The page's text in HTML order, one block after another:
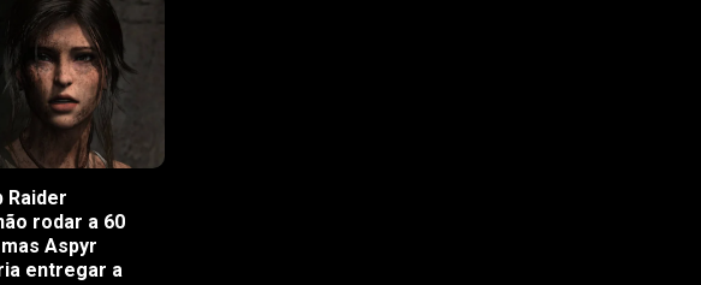
Raider
rodar a 60
Aspyr
entregar a